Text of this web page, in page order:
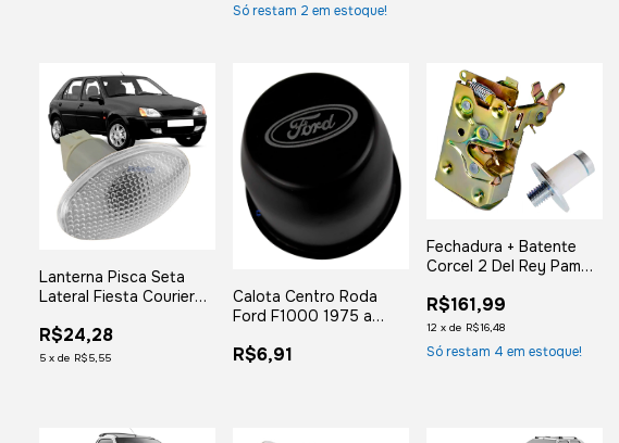
Só restam 2 em estoque!
Lanterna Pisca Seta
Lateral Fiesta Courier
R$24,28
5 xde R$5,55
Calota Centro Roda
Ford F1000 1975 a
R$6,91
Fechadura + Batente
Corcel 2 Del Rey Pampa
R$161,99
12 xde R$16,48
Só restam 4 em estoque!